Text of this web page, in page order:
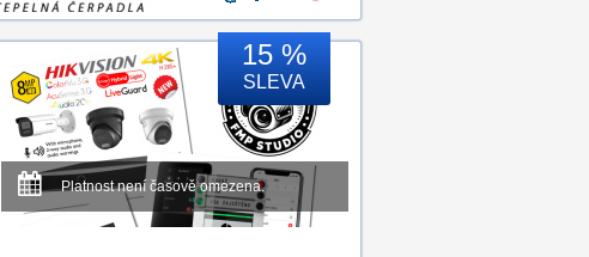
15 %
SLEVA
Platnost není časově omezena.